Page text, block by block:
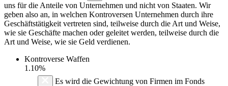
uns für die Anteile von Unternehmen und nicht von Staaten. Wir
geben also an, in welchen Kontroversen Unternehmen durch ihre
Geschäftstätigkeit vertreten sind, teilweise durch die Art und Weise,
wie sie Geschäfte machen oder geleitet werden, teilweise durch die
Art und Weise, wie sie Geld verdienen.
Kontroverse Waffen
1.10%
Es wird die Gewichtung von Firmen im Fonds